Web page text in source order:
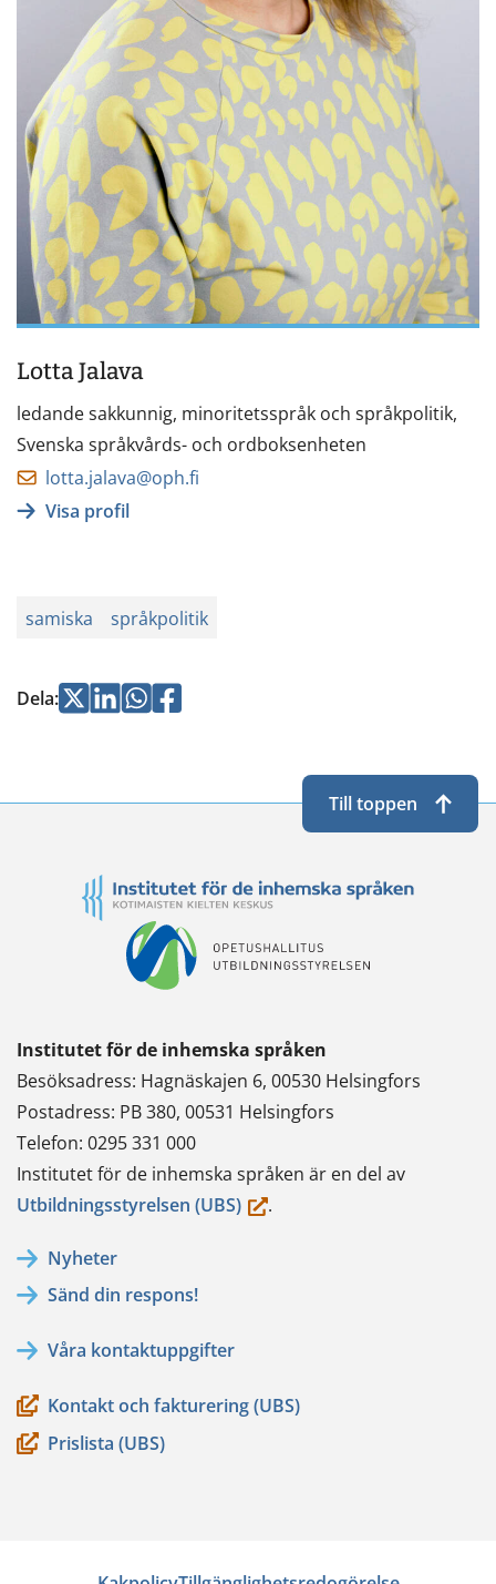
Lotta Jalava
ledande sakkunnig, minoritetsspråk och språkpolitik,
Svenska språkvårds- och ordboksenheten
lotta.jalava@oph.fi
Visa profil
samiska språkpolitik
Dela:Jaa Jaa Jaa
Jaa
Institutet för de inhemska språken
Besöksadress: Hagnäskajen 6, 00530 Helsingfors
Postadress: PB 380, 00531 Helsingfors
Telefon: 0295 331 000
Institutet för de inhemska språken är en del av
Utbildningsstyrelsen (UBS)(du.
Nyheter
Sänd din respons!
Våra kontaktuppgifter
Kontakt och fakturering (UBS)
Prislista (UBS)
Till toppen